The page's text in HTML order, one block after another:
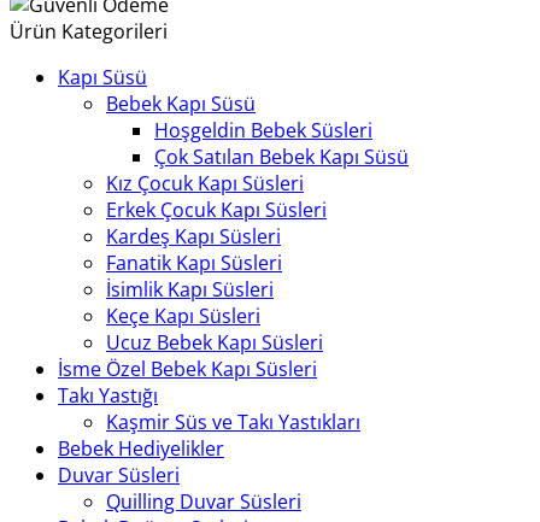
Ürün Kategorileri
Kapı Süsü
Bebek Kapı Süsü
Hoşgeldin Bebek Süsleri
Çok Satılan Bebek Kapı Süsü
Kız Çocuk Kapı Süsleri
Erkek Çocuk Kapı Süsleri
Kardeş Kapı Süsleri
Fanatik Kapı Süsleri
İsimlik Kapı Süsleri
Keçe Kapı Süsleri
Ucuz Bebek Kapı Süsleri
İsme Özel Bebek Kapı Süsleri
Takı Yastığı
Kaşmir Süs ve Takı Yastıkları
Bebek Hediyelikler
Duvar Süsleri
Quilling Duvar Süsleri